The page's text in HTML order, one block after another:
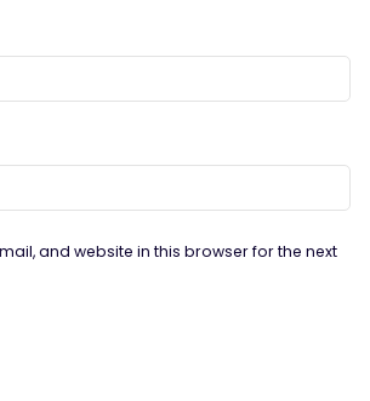
and website in this browser for the next